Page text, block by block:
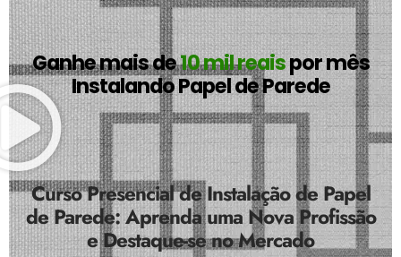
Ganhe mais de10 mil reaispor mês
Instalando Papel de Parede
Curso Presencial de Instalação de Papel
de Parede: Aprenda uma Nova Profissão
e Destaque-se no Mercado